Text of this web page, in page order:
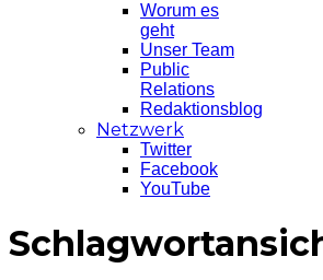
Worum es
geht
Unser Team
Public
Relations
Redaktionsblog
Netzwerk
Twitter
Facebook
YouTube